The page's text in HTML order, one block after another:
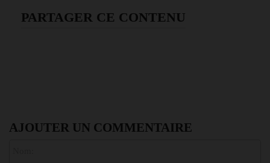
PARTAGER CE CONTENU
AJOUTER UN COMMENTAIRE